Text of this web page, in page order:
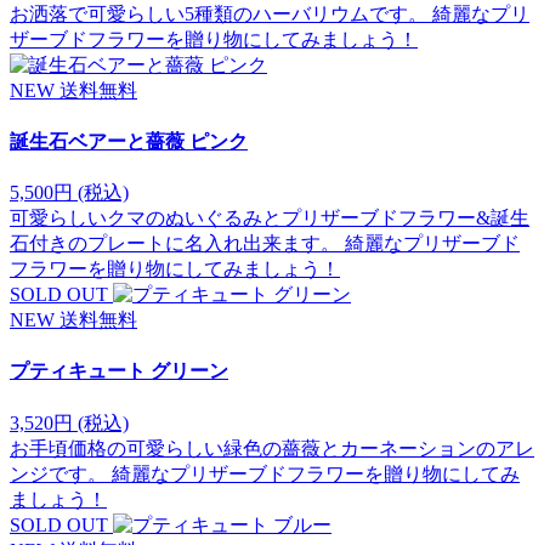
お洒落で可愛らしい5種類のハーバリウムです。 綺麗なプリ
ザーブドフラワーを贈り物にしてみましょう！
NEW 送料無料
誕生石ベアーと薔薇 ピンク
5,500円 (税込)
可愛らしいクマのぬいぐるみとプリザーブドフラワー&誕生
石付きのプレートに名入れ出来ます。 綺麗なプリザーブド
フラワーを贈り物にしてみましょう！
SOLD OUT
NEW 送料無料
プティキュート グリーン
3,520円 (税込)
お手頃価格の可愛らしい緑色の薔薇とカーネーションのアレ
ンジです。 綺麗なプリザーブドフラワーを贈り物にしてみ
ましょう！
SOLD OUT